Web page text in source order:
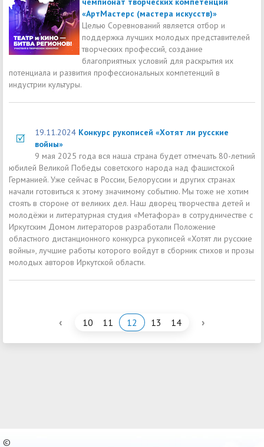
«АртМастерс (мастера искусств)»
Целью Соревнований является отбор и
поддержка лучших молодых представителей
творческих профессий, создание
благоприятных условий для раскрытия их
потенциала и развития профессиональных компетенций в
индустрии культуры.
19.11.2024 Конкурс рукописей «Хотят ли русские
войны»
9 мая 2025 года вся наша страна будет отмечать 80-летний
юбилей Великой Победы советского народа над фашистской
Германией. Уже сейчас в России, Белоруссии и других странах
начали готовиться к этому значимому событию. Мы тоже не хотим
стоять в стороне от великих дел. Наш дворец творчества детей и
молодёжи и литературная студия «Метафора» в сотрудничестве с
Иркутским Домом литераторов разработали Положение
областного дистанционного конкурса рукописей «Хотят ли русские
войны», лучшие работы которого войдут в сборник стихов и прозы
молодых авторов Иркутской области.
‹ 10 11 12 13 14 ›
©